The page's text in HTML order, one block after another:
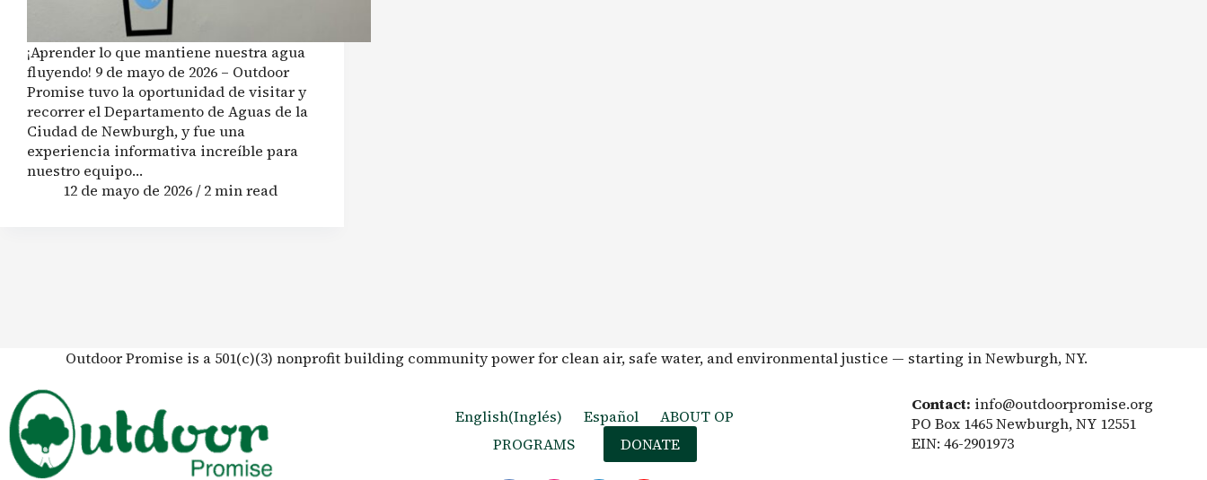
¡Aprender lo que mantiene nuestra agua
fluyendo! 9 de mayo de 2026 – Outdoor
Promise tuvo la oportunidad de visitar y
recorrer el Departamento de Aguas de la
Ciudad de Newburgh, y fue una
experiencia informativa increíble para
nuestro equipo…
12 de mayo de 2026 / 2 min read
Outdoor Promise is a 501(c)(3) nonprofit building community power for clean air, safe water, and environmental justice — starting in Newburgh, NY.
English(Inglés) Español
ABOUT OP
PROGRAMS
DONATE
Contact: info@outdoorpromise.org
PO Box 1465 Newburgh, NY 12551
EIN: 46-2901973